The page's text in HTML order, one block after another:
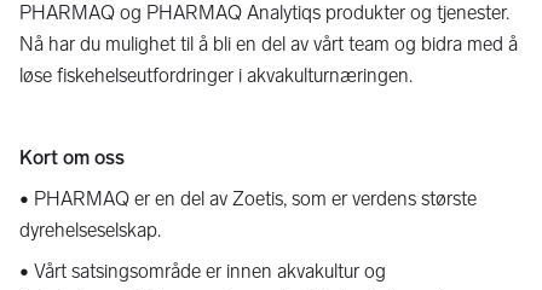
PHARMAQ og PHARMAQ Analytiqs produkter og tjenester.
Nå har du mulighet til å bli en del av vårt team og bidra med å
løse fiskehelseutfordringer i akvakulturnæringen.
Kort om oss
• PHARMAQ er en del av Zoetis, som er verdens største
dyrehelseselskap.
• Vårt satsingsområde er innen akvakultur og